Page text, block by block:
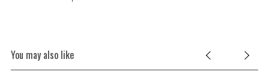
You may also like